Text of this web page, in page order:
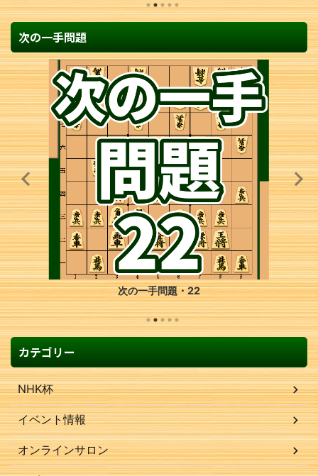
次の一手問題
次の一手問題・9
カテゴリー
NHK杯
イベント情報
オンラインサロン